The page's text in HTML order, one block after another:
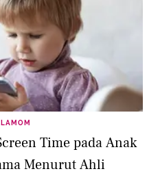
Time pada Anak
Menurut Ahli